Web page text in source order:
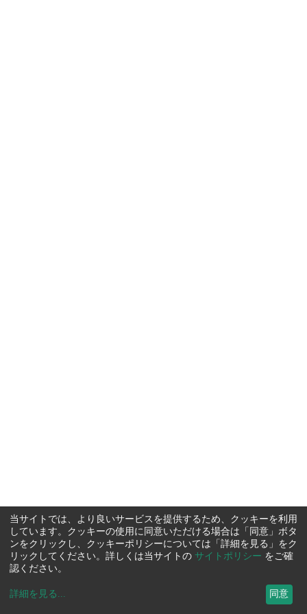
当サイトでは、より良いサービスを提供するため、クッキーを利用
しています。クッキーの使用に同意いただける場合は「同意」ボタ
ンをクリックし、クッキーポリシーについては「詳細を見る」をク
リックしてください。詳しくは当サイトの サイトポリシー をご確
認ください。
詳細を見る ... 同意